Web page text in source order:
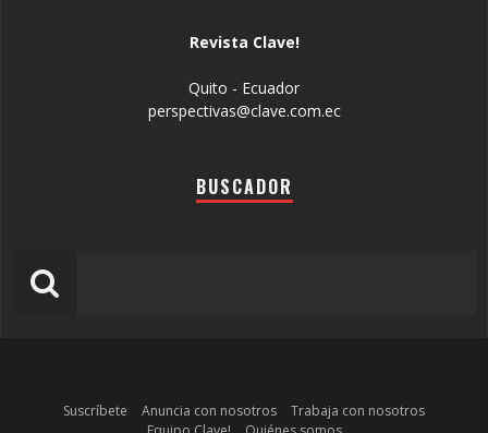
Revista Clave!
Quito - Ecuador
perspectivas@clave.com.ec
BUSCADOR
Suscríbete Anuncia con nosotros
Trabaja con nosotros